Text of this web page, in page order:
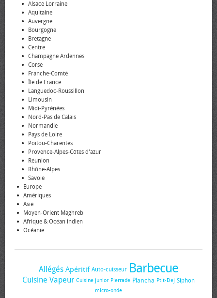
Alsace Lorraine
Aquitaine
Auvergne
Bourgogne
Bretagne
Centre
Champagne Ardennes
Corse
Franche-Comté
Île de France
Languedoc-Roussillon
Limousin
Midi-Pyrénées
Nord-Pas de Calais
Normandie
Pays de Loire
Poitou-Charentes
Provence-Alpes-Côtes d'azur
Réunion
Rhône-Alpes
Savoie
Europe
Amériques
Asie
Moyen-Orient Maghreb
Afrique & Océan indien
Océanie
Allégés Apéritif Auto-cuisseur Barbecue
Cuisine Vapeur Cuisine junior Pierrade Plancha Ptit-Dej Siphon
micro-onde